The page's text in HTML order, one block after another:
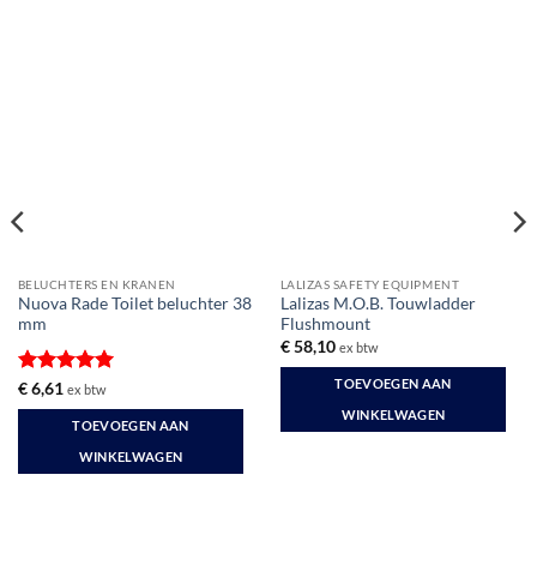
BELUCHTERS EN KRANEN
Nuova Rade Toilet beluchter 38
mm
Gewaardeerd
5uit 5
€6,61 ex btw
TOEVOEGEN AAN
WINKELWAGEN
LALIZAS SAFETY EQUIPMENT
Lalizas M.O.B. Touwladder
Flushmount
€58,10 ex btw
TOEVOEGEN AAN
WINKELWAGEN